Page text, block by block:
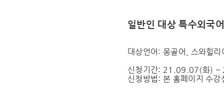
일반인 대상 특수외국
대상언어: 몽골어, 스와힐
신청기간: 21.09.07(화)
신청방법: 본 홈페이지 수